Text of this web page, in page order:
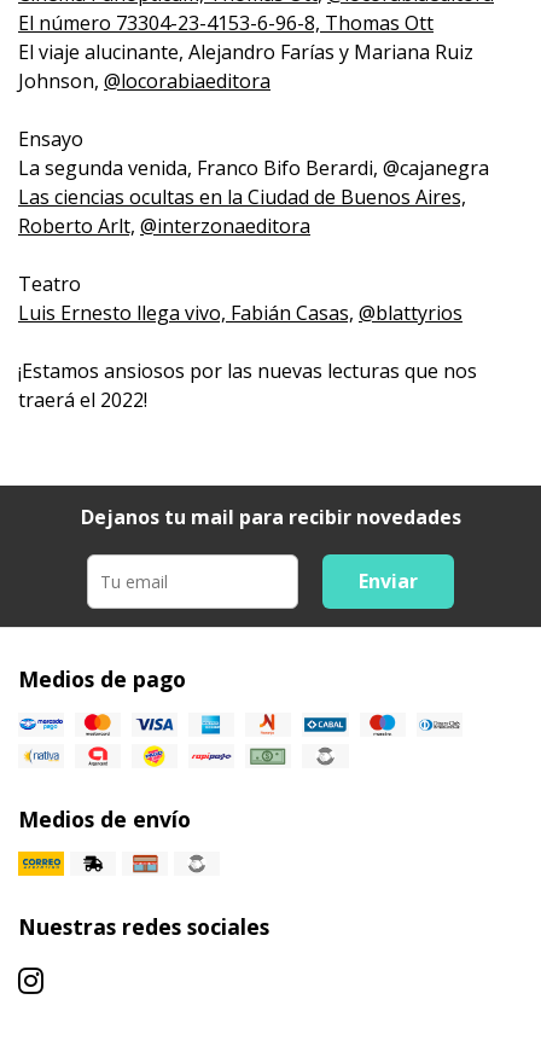
El número 73304-23-4153-6-96-8, Thomas Ott
El viaje alucinante, Alejandro Farías y Mariana Ruiz
Johnson, @locorabiaeditora
Ensayo
La segunda venida, Franco Bifo Berardi, @cajanegra
Las ciencias ocultas en la Ciudad de Buenos Aires,
Roberto Arlt, @interzonaeditora
Teatro
Luis Ernesto llega vivo, Fabián Casas, @blattyrios
¡Estamos ansiosos por las nuevas lecturas que nos
traerá el 2022!
Dejanos tu mail para recibir novedades
Enviar
Medios de pago
Medios de envío
Nuestras redes sociales